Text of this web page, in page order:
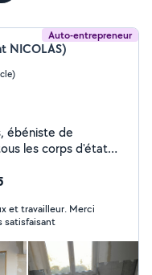
Auto-entrepreneur
NICOLAS)
ébéniste de
les corps d'état
et travailleur. Merci
satisfaisant